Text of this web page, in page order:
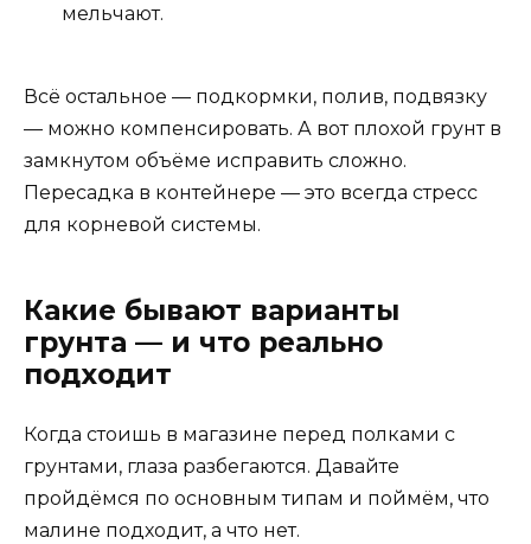
мельчают.
Всё остальное — подкормки, полив, подвязку
— можно компенсировать. А вот плохой грунт в
замкнутом объёме исправить сложно.
Пересадка в контейнере — это всегда стресс
для корневой системы.
Какие бывают варианты
грунта — и что реально
подходит
Когда стоишь в магазине перед полками с
грунтами, глаза разбегаются. Давайте
пройдёмся по основным типам и поймём, что
малине подходит, а что нет.